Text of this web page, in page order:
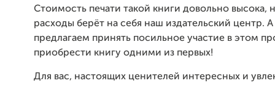
Стоимость печати такой книги довольно высока,
расходы берёт на себя наш издательский центр.
предлагаем принять посильное участие в этом
приобрести книгу одними из первых!
Для вас, настоящих ценителей интересных и